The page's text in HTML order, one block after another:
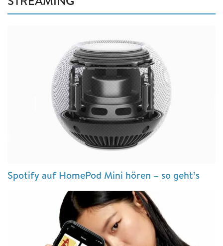
Spotify auf HomePod Mini hören – so geht’s